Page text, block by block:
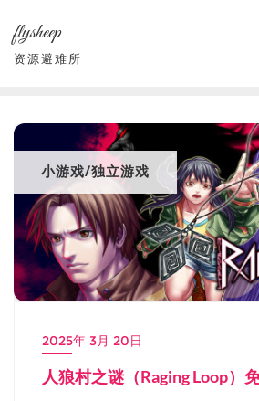
content
flysheep
资源避难所
小游戏/独立游戏
2025年 3月 20日
人狼村之谜（Raging Loop）